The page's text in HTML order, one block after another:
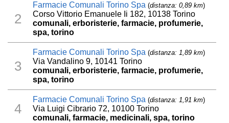
2
Farmacie Comunali Torino Spa (distanza: 0,89 km)
Corso Vittorio Emanuele Ii 182, 10138 Torino
comunali, erboristerie, farmacie, profumerie,
spa, torino
3
Farmacie Comunali Torino Spa (distanza: 1,89 km)
Via Vandalino 9, 10141 Torino
comunali, erboristerie, farmacie, profumerie,
spa, torino
4
Farmacie Comunali Torino Spa (distanza: 1,91 km)
Via Luigi Cibrario 72, 10100 Torino
comunali, farmacie, medicinali, spa, torino